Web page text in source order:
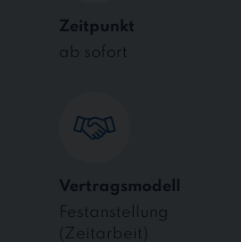
Zeitpunkt
ab sofort
Vertragsmodell
Festanstellung
(Zeitarbeit)